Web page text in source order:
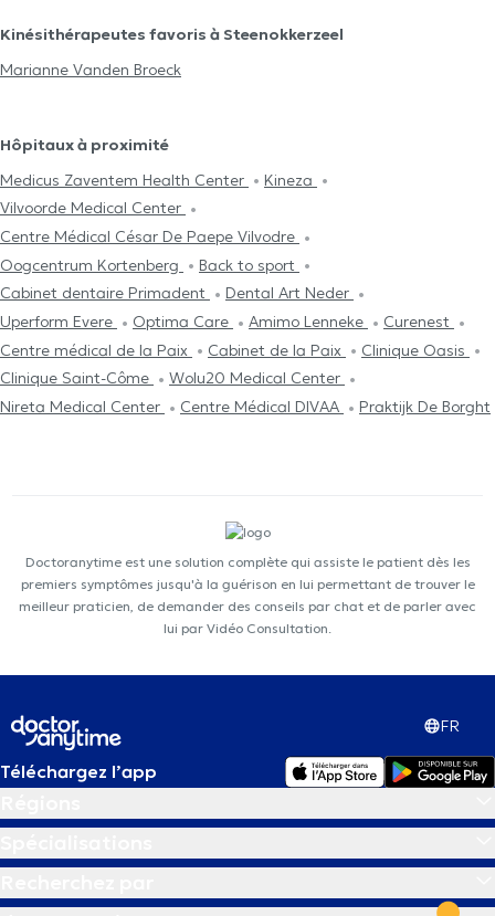
Kinésithérapeutes favoris à Steenokkerzeel
Marianne Vanden Broeck
Hôpitaux à proximité
Medicus Zaventem Health Center
Kineza
Vilvoorde Medical Center
Centre Médical César De Paepe Vilvodre
Oogcentrum Kortenberg
Back to sport
Cabinet dentaire Primadent
Dental Art Neder
Uperform Evere
Optima Care Amimo Lenneke
Curenest
Centre médical de la Paix
Cabinet de la Paix
Clinique Oasis
Clinique Saint-Côme
Wolu20 Medical Center
Nireta Medical Center
Centre Médical DIVAA Praktijk De Borght
Doctoranytime est une solution complète qui assiste le patient dès les
premiers symptômes jusqu'à la guérison en lui permettant de trouver le
meilleur praticien, de demander des conseils par chat et de parler avec
lui par Vidéo Consultation.
FR
Téléchargez l’app